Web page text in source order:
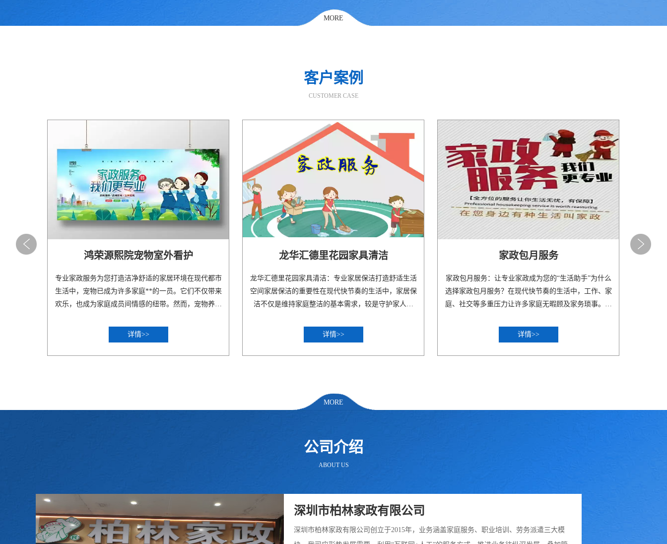
MORE
客户案例
CUSTOMER CASE
鸿荣源熙院宠物室外看护
专业家政服务为您打造洁净舒适的家居环境在现代都市
生活中，宠物已成为许多家庭**的一员。它们不仅带来
欢乐，也成为家庭成员间情感的纽带。然而，宠物养护
详情>>
龙华汇德里花园家具清洁
龙华汇德里花园家具清洁：专业家居保洁打造舒适生活
空间家居保洁的重要性在现代快节奏的生活中，家居保
洁不仅是维持家庭整洁的基本需求，较是守护家人健
详情>>
家政包月服务
家政包月服务：让专业家政成为您的“生活助手”为什么
选择家政包月服务？在现代快节奏的生活中，工作、家
庭、社交等多重压力让许多家庭无暇顾及家务琐事。尤
详情>>
龙华玖悦台小区家政请保姆
龙华玖悦台小区白班保姆怎么样？在现代快节奏的生活
中，许多家庭因工作繁忙、家务繁重而需要专业的家庭
MORE
公司介绍
ABOUT US
深圳市柏林家政有限公司
深圳市柏林家政有限公司创立于2015年，业务涵盖家庭服务、职业培训、劳务派遣三大模